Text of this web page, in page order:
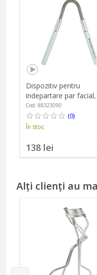
Dispozitiv pentru
indepartare par facial,
aluminiu - Zwilling
Cod: 88323090
(0)
În stoc
138 lei
Alți clienți au